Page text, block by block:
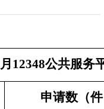
月 12348公共服务
申请数（